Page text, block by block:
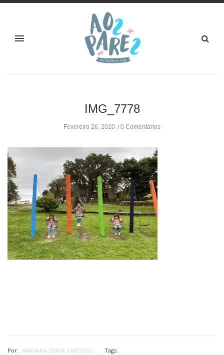
IMG_7778
Fevereiro 26, 2020 0 Comentários
Por: MARIANA SEARA CARDOSO Tags: